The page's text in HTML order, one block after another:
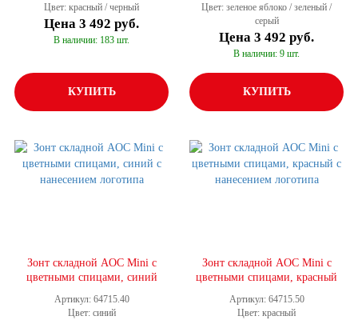
Цвет: красный / черный
Цена 3 492 руб.
В наличии: 183 шт.
КУПИТЬ
Цвет: зеленое яблоко / зеленый /
серый
Цена 3 492 руб.
В наличии: 9 шт.
КУПИТЬ
Зонт складной AOC Mini с
цветными спицами, синий
Артикул: 64715.40
Цвет: синий
Зонт складной AOC Mini с
цветными спицами, красный
Артикул: 64715.50
Цвет: красный